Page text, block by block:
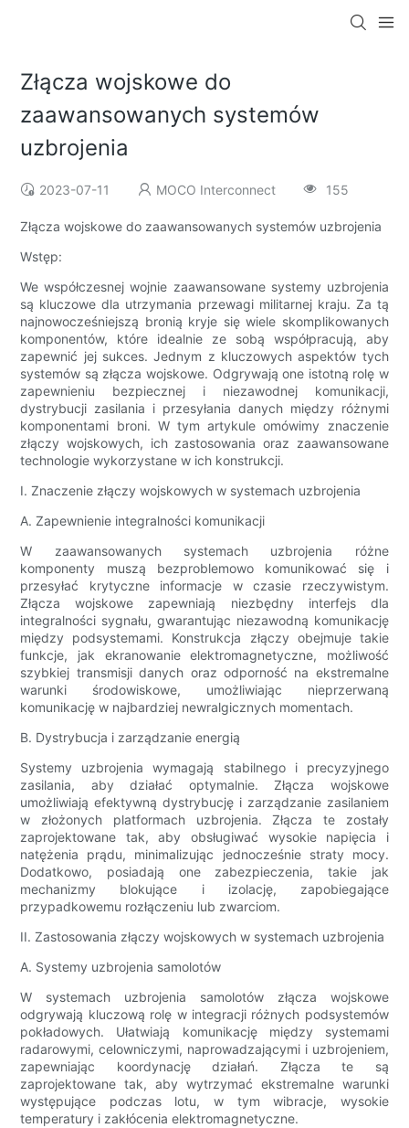
Złącza wojskowe do
zaawansowanych systemów
uzbrojenia
2023-07-11 MOCO Interconnect 155
Złącza wojskowe do zaawansowanych systemów uzbrojenia
Wstęp:
We współczesnej wojnie zaawansowane systemy uzbrojenia
są kluczowe dla utrzymania przewagi militarnej kraju. Za tą
najnowocześniejszą bronią kryje się wiele skomplikowanych
komponentów, które idealnie ze sobą współpracują, aby
zapewnić jej sukces. Jednym z kluczowych aspektów tych
systemów są złącza wojskowe. Odgrywają one istotną rolę w
zapewnieniu bezpiecznej i niezawodnej komunikacji,
dystrybucji zasilania i przesyłania danych między różnymi
komponentami broni. W tym artykule omówimy znaczenie
złączy wojskowych, ich zastosowania oraz zaawansowane
technologie wykorzystane w ich konstrukcji.
I. Znaczenie złączy wojskowych w systemach uzbrojenia
A. Zapewnienie integralności komunikacji
W zaawansowanych systemach uzbrojenia różne
komponenty muszą bezproblemowo komunikować się i
przesyłać krytyczne informacje w czasie rzeczywistym.
Złącza wojskowe zapewniają niezbędny interfejs dla
integralności sygnału, gwarantując niezawodną komunikację
między podsystemami. Konstrukcja złączy obejmuje takie
funkcje, jak ekranowanie elektromagnetyczne, możliwość
szybkiej transmisji danych oraz odporność na ekstremalne
warunki środowiskowe, umożliwiając nieprzerwaną
komunikację w najbardziej newralgicznych momentach.
B. Dystrybucja i zarządzanie energią
Systemy uzbrojenia wymagają stabilnego i precyzyjnego
zasilania, aby działać optymalnie. Złącza wojskowe
umożliwiają efektywną dystrybucję i zarządzanie zasilaniem
w złożonych platformach uzbrojenia. Złącza te zostały
zaprojektowane tak, aby obsługiwać wysokie napięcia i
natężenia prądu, minimalizując jednocześnie straty mocy.
Dodatkowo, posiadają one zabezpieczenia, takie jak
mechanizmy blokujące i izolację, zapobiegające
przypadkowemu rozłączeniu lub zwarciom.
II. Zastosowania złączy wojskowych w systemach uzbrojenia
A. Systemy uzbrojenia samolotów
W systemach uzbrojenia samolotów złącza wojskowe
odgrywają kluczową rolę w integracji różnych podsystemów
pokładowych. Ułatwiają komunikację między systemami
radarowymi, celowniczymi, naprowadzającymi i uzbrojeniem,
zapewniając koordynację działań. Złącza te są
zaprojektowane tak, aby wytrzymać ekstremalne warunki
występujące podczas lotu, w tym wibracje, wysokie
temperatury i zakłócenia elektromagnetyczne.